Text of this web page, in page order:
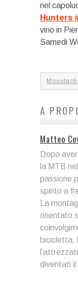
nel
Hunters
vino in
Samedi
A
Matteo
Dopo
la MTB
passione
spinto a
La
orientato
bicicletta,
diventati il